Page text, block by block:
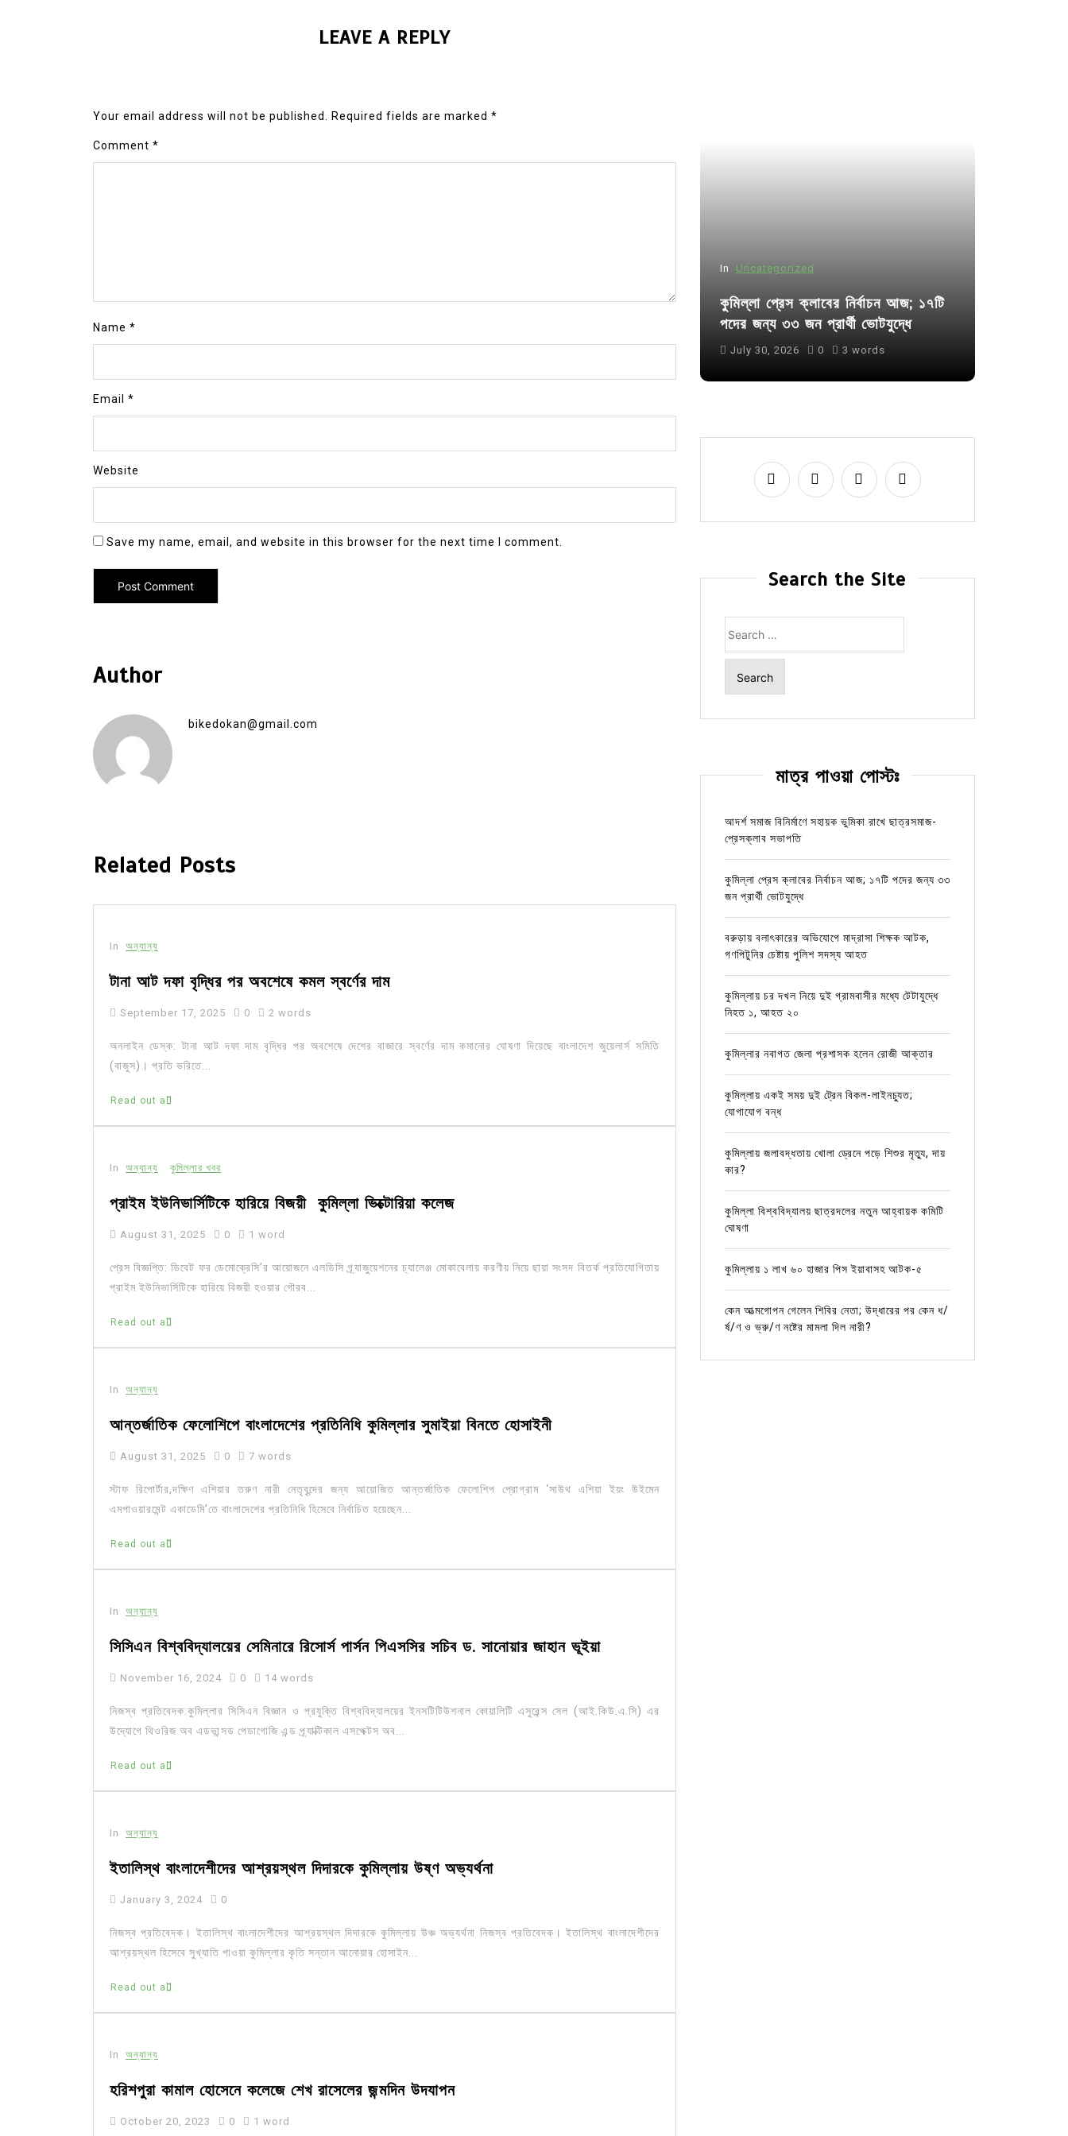
LEAVE A REPLY
Your email address will not be published. Required fields are marked *
Comment *
Name *
Email *
Website
Save my name, email, and website in this browser for the next time I comment.
Author
bikedokan@gmail.com
Related Posts
In অন্যান্য
টানা আট দফা বৃদ্ধির পর অবশেষে কমল স্বর্ণের দাম
September 17, 2025 0 2 words
অনলাইন ডেস্ক: টানা আট দফা দাম বৃদ্ধির পর অবশেষে দেশের বাজারে স্বর্ণের দাম কমানোর ঘোষণা দিয়েছে বাংলাদেশ জুয়েলার্স সমিতি
(বাজুস)। প্রতি ভরিতে...
Read out all
In অন্যান্য কুমিল্লার খবর
প্রাইম ইউনিভার্সিটিকে হারিয়ে বিজয়ী কুমিল্লা ভিক্টোরিয়া কলেজ
August 31, 2025 0 1 word
প্রেস বিজ্ঞপ্তি: ডিবেট ফর ডেমোক্রেসি’র আয়োজনে এলডিসি গ্র্যাজুয়েশনের চ্যালেঞ্জ মোকাবেলায় করণীয় নিয়ে ছায়া সংসদ বিতর্ক প্রতিযোগিতায়
প্রাইম ইউনিভার্সিটিকে হারিয়ে বিজয়ী হওয়ার গৌরব...
Read out all
In অন্যান্য
আন্তর্জাতিক ফেলোশিপে বাংলাদেশের প্রতিনিধি কুমিল্লার সুমাইয়া বিনতে হোসাইনী
August 31, 2025 0 7 words
স্টাফ রিপোর্টার,দক্ষিণ এশিয়ার তরুণ নারী নেতৃবৃন্দের জন্য আয়োজিত আন্তর্জাতিক ফেলোশিপ প্রোগ্রাম ‘সাউথ এশিয়া ইয়ং উইমেন
এমপাওয়ারমেন্ট একাডেমি’তে বাংলাদেশের প্রতিনিধি হিসেবে নির্বাচিত হয়েছেন...
Read out all
In অন্যান্য
সিসিএন বিশ্ববিদ্যালয়ের সেমিনারে রিসোর্স পার্সন পিএসসির সচিব ড. সানোয়ার জাহান ভূইয়া
November 16, 2024 0 14 words
নিজস্ব প্রতিবেদক:কুমিল্লার সিসিএন বিজ্ঞান ও প্রযুক্তি বিশ্ববিদ্যালয়ের ইনসটিটিউশনাল কোয়ালিটি এসুরেন্স সেল (আই.কিউ.এ.সি) এর
উদ্যোগে থিওরিজ অব এডভান্সড পেডাগোজি এন্ড প্র্যাক্টিকাল এসপেক্টস অব...
Read out all
In অন্যান্য
ইতালিস্থ বাংলাদেশীদের আশ্রয়স্থল দিদারকে কুমিল্লায় উষ্ণ অভ্যর্থনা
January 3, 2024 0
নিজস্ব প্রতিবেদক। ইতালিস্থ বাংলাদেশীদের আশ্রয়স্থল দিদারকে কুমিল্লায় উঞ্চ অভ্যর্থনা নিজস্ব প্রতিবেদক। ইতালিস্থ বাংলাদেশীদের
আশ্রয়স্থল হিসেবে সুখ্যাতি পাওয়া কুমিল্লার কৃতি সন্তান আনোয়ার হোসাইন...
Read out all
In অন্যান্য
হরিশপুরা কামাল হোসেনে কলেজে শেখ রাসেলের জন্মদিন উদযাপন
October 20, 2023 0 1 word
In Uncategorized
কুমিল্লা প্রেস ক্লাবের নির্বাচন আজ; ১৭টি
পদের জন্য ৩৩ জন প্রার্থী ভোটযুদ্ধে
July 30, 2026 0 3 words
Search the Site
for:
মাত্র পাওয়া পোস্টঃ
আদর্শ সমাজ বিনির্মাণে সহায়ক ভুমিকা রাখে ছাত্রসমাজ-
প্রেসক্লাব সভাপতি
কুমিল্লা প্রেস ক্লাবের নির্বাচন আজ; ১৭টি পদের জন্য ৩৩
জন প্রার্থী ভোটযুদ্ধে
বরুড়ায় বলাৎকারের অভিযোগে মাদ্রাসা শিক্ষক আটক,
গণপিটুনির চেষ্টায় পুলিশ সদস্য আহত
কুমিল্লায় চর দখল নিয়ে দুই গ্রামবাসীর মধ্যে টেটাযুদ্ধে
নিহত ১, আহত ২০
কুমিল্লার নবাগত জেলা প্রশাসক হলেন রোজী আক্তার
কুমিল্লায় একই সময় দুই ট্রেন বিকল-লাইনচ্যুত;
যোগাযোগ বন্ধ
কুমিল্লায় জলাবদ্ধতায় খোলা ড্রেনে পড়ে শিশুর মৃত্যু, দায়
কার?
কুমিল্লা বিশ্ববিদ্যালয় ছাত্রদলের নতুন আহ্বায়ক কমিটি
ঘোষণা
কুমিল্লায় ১ লাখ ৬০ হাজার পিস ইয়াবাসহ আটক-৫
কেন আত্মগোপন গেলেন শিবির নেতা; উদ্ধারের পর কেন ধ/
র্ষ/ণ ও ভ্রু/ণ নষ্টের মামলা দিল নারী?